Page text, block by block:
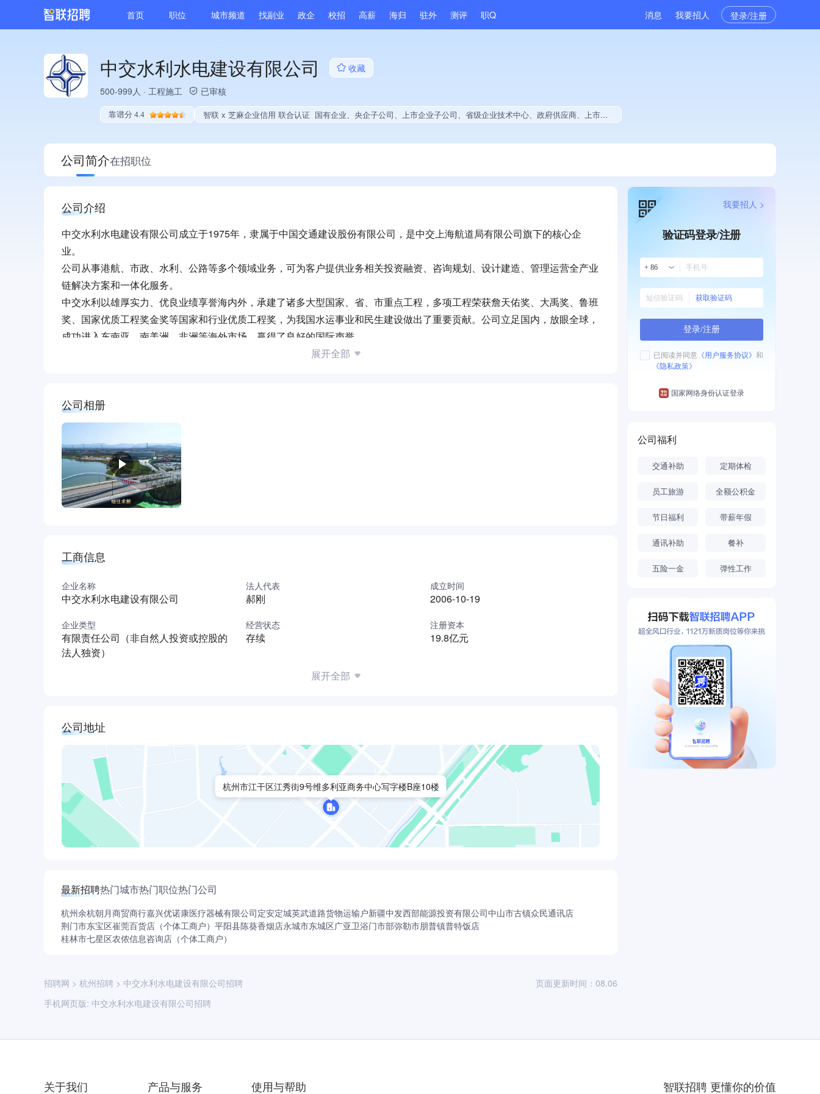
首页 职位 城市频道 找副业 政企 校招 高薪 海归 驻外 测评 职Q 消息 我要招人 登录/注册
中交水利水电建设有限公司
收藏
500-999人 · 工程施工 已审核
靠谱分 4.4 智联 x 芝麻企业信用 联合认证 国有企业、央企子公司、上市企业子公司、省级企业技术中心、政府供应商、上市企业供应商、国企供应商、战略性新兴领域创新能力、绝对控股1家公司、薪资水平全省同行前5%、A级纳税人、水利建设信用AAA级、守合同重信用企业、多产业布局、拥有节能环保技术、拥有发明专利、专利授权量同领域前500、技术布局行业领先、拥有绿色低碳技术、经营年限全国同行前5%、集团成员、权威管理体系认证、大学生就业贡献、2025年公开项目中标、拥有绿色资质、拥有工艺创新能力、拥有多项著作权、软件研发量位于同行前500
公司简介在招职位
公司介绍
中交水利水电建设有限公司成立于1975年，隶属于中国交通建设股份有限公司，是中交上海航道局有限公司旗下的核心企
业。
公司从事港航、市政、水利、公路等多个领域业务，可为客户提供业务相关投资融资、咨询规划、设计建造、管理运营全产业
链解决方案和一体化服务。
中交水利以雄厚实力、优良业绩享誉海内外，承建了诸多大型国家、省、市重点工程，多项工程荣获詹天佑奖、大禹奖、鲁班
奖、国家优质工程奖金奖等国家和行业优质工程奖，为我国水运事业和民生建设做出了重要贡献。公司立足国内，放眼全球，
成功进入东南亚、南美洲、非洲等海外市场，赢得了良好的国际声誉。
新思想引领新时代，新起点开启新征程。公司将始终秉承中国交建“交融天下、建者无疆”的企业精神，全面贯彻落实上航
展开全部
公司相册
工商信息
企业名称
中交水利水电建设有限公司
法人代表
郝刚
成立时间
2006-10-19
企业类型
有限责任公司（非自然人投资或控股的
法人独资）
经营状态
存续
注册资本
19.8亿元
展开全部
公司地址
杭州市江干区江秀街9号维多利亚商务中心写字楼B座10楼
最新招聘热门城市热门职位热门公司
杭州余杭朝月商贸商行嘉兴优诺康医疗器械有限公司定安定城英武道路货物运输户新疆中发西部能源投资有限公司中山市古镇众民通讯店
荆门市东宝区崔莞百货店（个体工商户） 平阳县陈葵香烟店永城市东城区广亚卫浴门市部弥勒市朋普镇普特饭店
桂林市七星区农侬信息咨询店（个体工商户）
招聘网 > 杭州招聘 > 中交水利水电建设有限公司招聘
手机网页版: 中交水利水电建设有限公司招聘
页面更新时间：08.06
验证码登录/注册
+ 86
获取验证码
登录/注册
已阅读并同意 《用户服务协议》 和
《隐私政策》
国家网络身份认证登录
我要招人 >
公司福利
交通补助 定期体检
员工旅游 全额公积金
节日福利 带薪年假
通讯补助 餐补
五险一金 弹性工作
关于我们 产品与服务 使用与帮助 智联招聘 更懂你的价值